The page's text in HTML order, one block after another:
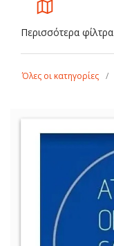
Περισσότερα φίλτρα
Όλες οι κατηγορίες